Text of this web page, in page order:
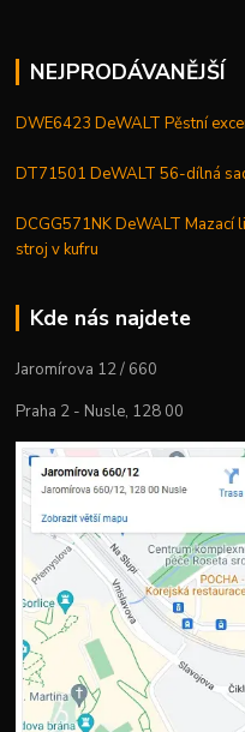
NEJPRODÁVANĚJŠÍ
DWE6423 DeWALT Pěstní
DT71501 DeWALT 56-dílná
DCGG571NK DeWALT Mazací
stroj v kufru
Kde nás najdete
Jaromírova 12 / 660
Praha 2 - Nusle, 128 00